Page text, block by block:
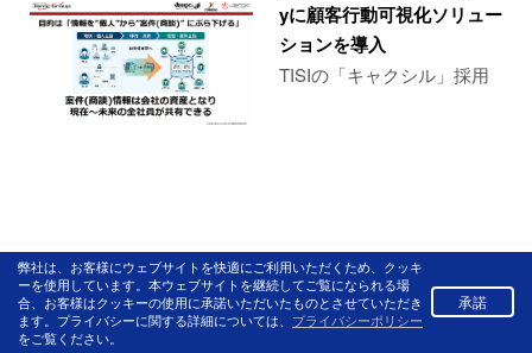
yに顧客行動可視化ソリュー
ションを導入
TISIの「キャクシル」採用
弊社は、お客様にウェブサイトを快適にご利用いただくため、クッキ
ーを使用しています。本ウェブサイトを継続してご覧になられる場
合、お客様はクッキーの使用に承諾いただいたものとさせていただき
ます。プライバシーに関する詳細については、 プライバシーポリシー
をご覧ください。
承諾